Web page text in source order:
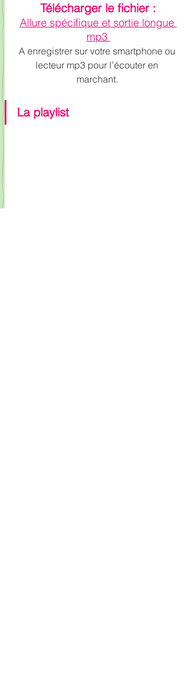
Télécharger le fichier :
Allure spécifique et sortie longue
mp3
A enregistrer sur votre smartphone ou
lecteur mp3 pour l’écouter en
marchant.
La playlist